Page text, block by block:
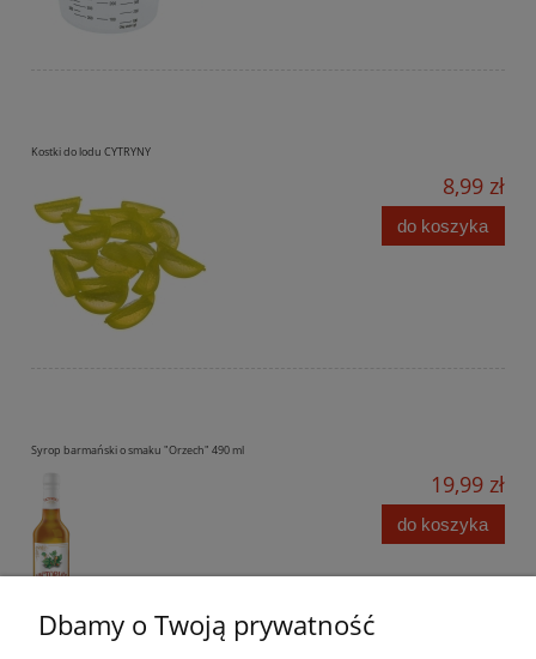
Kostki do lodu CYTRYNY
8,99 zł
do koszyka
Syrop barmański o smaku "Orzech" 490 ml
19,99 zł
do koszyka
Dbamy o Twoją prywatność